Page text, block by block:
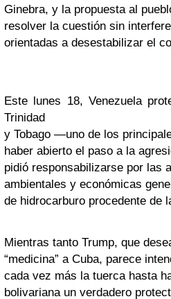
Ginebra, y la propuesta al
resolver la cuestión sin
orientadas a desestabilizar el
Este lunes 18, Venezuela
Trinidad
y Tobago —uno de los
haber abierto el paso a la
pidió responsabilizarse por las
ambientales y económicas
de hidrocarburo procedente de
Mientras tanto Trump, que
“medicina” a Cuba, parece
cada vez más la tuerca hasta
bolivariana un verdadero